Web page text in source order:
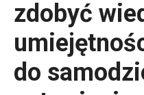
zdobyć
do